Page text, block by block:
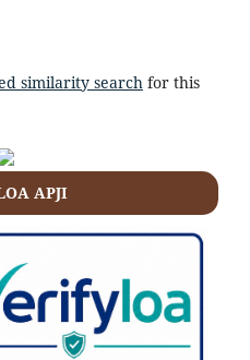
similarity searchfor this
APJI